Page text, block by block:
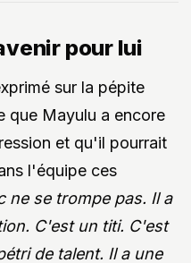
pour lui
sur la pépite
que Mayulu a encore
et qu'il pourrait
l'équipe ces
ne se trompe pas. Il a
C'est un titi. C'est
de talent. Il a une